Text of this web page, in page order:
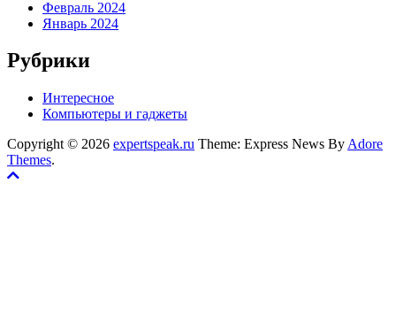
Февраль 2024
Январь 2024
Рубрики
Интересное
Компьютеры и гаджеты
Copyright © 2026 expertspeak.ru Theme: Express News By Adore
Themes.